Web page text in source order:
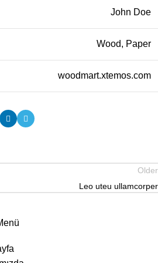
John Doe
Wood, Paper
woodmart.xtemos.com
Older
Leo uteu ullamcorper